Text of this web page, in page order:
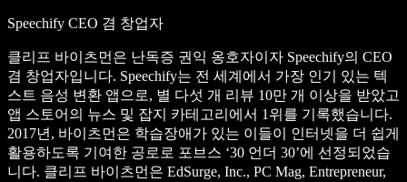
Speechify CEO 겸 창업자
클리프 바이츠먼은 난독증 권익 옹호자이자 Speechify의 CEO
겸 창업자입니다. Speechify는 전 세계에서 가장 인기 있는 텍
스트 음성 변환 앱으로, 별 다섯 개 리뷰 10만 개 이상을 받았고
앱 스토어의 뉴스 및 잡지 카테고리에서 1위를 기록했습니다.
2017년, 바이츠먼은 학습장애가 있는 이들이 인터넷을 더 쉽게
활용하도록 기여한 공로로 포브스 ‘30 언더 30’에 선정되었습
니다. 클리프 바이츠먼은 EdSurge, Inc., PC Mag, Entrepreneur,